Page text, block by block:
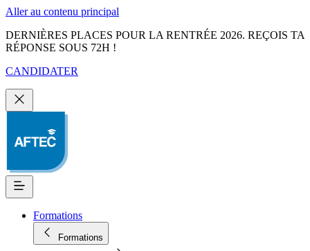
Aller au contenu principal
DERNIÈRES PLACES POUR LA RENTRÉE 2026. REÇOIS TA
RÉPONSE SOUS 72H !
CANDIDATER
Formations
Formations